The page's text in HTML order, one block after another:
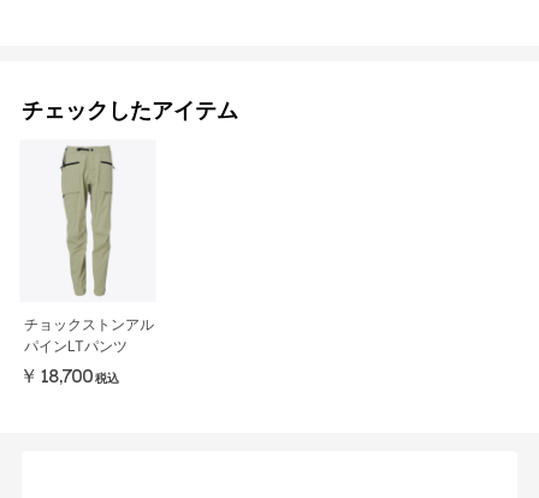
チェックしたアイテム
チョックストンアル
パインLTパンツ
￥18,700 税込